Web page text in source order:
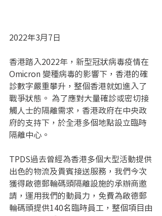
2022年3月7日
香港踏入2022年，新型冠狀病毒疫情在
Omicron 變種病毒的影響下，香港的確
診數字嚴重攀升，整個香港就如進入了
戰爭狀態。 為了應對大量確診或密切接
觸人士的隔離需求，香港政府在中央政
府的支持下，於全港多個地點設立臨時
隔離中心。
TPDS過去曾經為香港多個大型活動提供
出色的物流及貴賓接送服務，我們今次
獲得啟德郵輪碼頭隔離設施的承辦商邀
請，運用我們的動員力，免費為啟德郵
輪碼頭提供140名臨時員工，整個項目由